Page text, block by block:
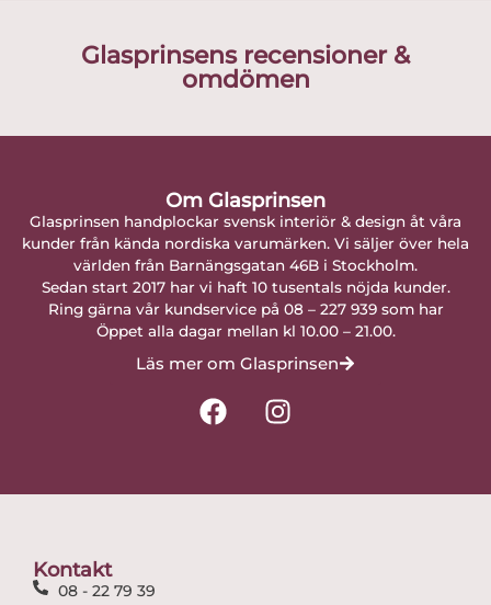
Glasprinsens recensioner &
omdömen
Om Glasprinsen
Glasprinsen handplockar svensk interiör & design åt våra
kunder från kända nordiska varumärken. Vi säljer över hela
världen från Barnängsgatan 46B i Stockholm.
Sedan start 2017 har vi haft 10 tusentals nöjda kunder.
Ring gärna vår kundservice på 08 – 227 939 som har
Öppet alla dagar mellan kl 10.00 – 21.00.
Läs mer om Glasprinsen
F
a
I
n
Kontakt
08 - 22 79 39